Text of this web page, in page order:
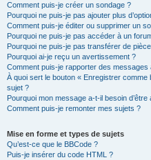
Comment puis-je créer un sondage ?
Pourquoi ne puis-je pas ajouter plus
Comment puis-je éditer ou supprimer un
Pourquoi ne puis-je pas accéder à un
Pourquoi ne puis-je pas transférer de
Pourquoi ai-je reçu un avertissement ?
Comment puis-je rapporter des messages
À quoi sert le bouton « Enregistrer comme
sujet ?
Pourquoi mon message a-t-il besoin d’être
Comment puis-je remonter mes sujets ?
Mise en forme et types de sujets
Qu’est-ce que le BBCode ?
Puis-je insérer du code HTML ?